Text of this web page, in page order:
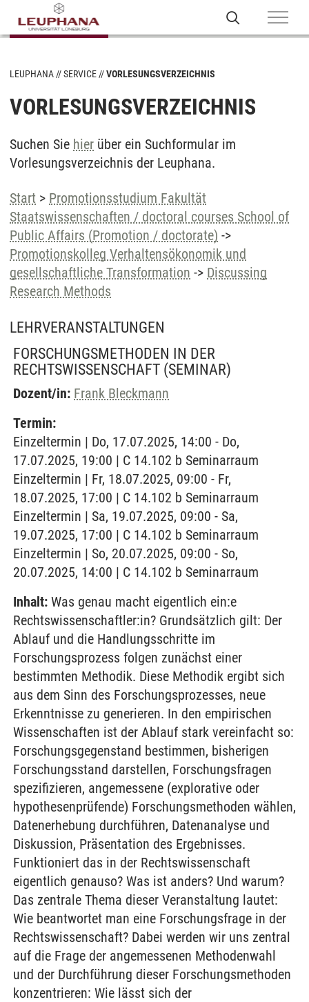
LEUPHANA SERVICE VORLESUNGSVERZEICHNIS
VORLESUNGSVERZEICHNIS
Suchen Sie hier über ein Suchformular im
Vorlesungsverzeichnis der Leuphana.
Start > Promotionsstudium Fakultät
Staatswissenschaften / doctoral courses School of
Public Affairs (Promotion / doctorate) ->
Promotionskolleg Verhaltensökonomik und
gesellschaftliche Transformation -> Discussing
Research Methods
LEHRVERANSTALTUNGEN
FORSCHUNGSMETHODEN IN DER
RECHTSWISSENSCHAFT (SEMINAR)
Dozent/in: Frank Bleckmann
Termin:
Einzeltermin | Do, 17.07.2025, 14:00 - Do,
17.07.2025, 19:00 | C 14.102 b Seminarraum
Einzeltermin | Fr, 18.07.2025, 09:00 - Fr,
18.07.2025, 17:00 | C 14.102 b Seminarraum
Einzeltermin | Sa, 19.07.2025, 09:00 - Sa,
19.07.2025, 17:00 | C 14.102 b Seminarraum
Einzeltermin | So, 20.07.2025, 09:00 - So,
20.07.2025, 14:00 | C 14.102 b Seminarraum
Inhalt: Was genau macht eigentlich ein:e
Rechtswissenschaftler:in? Grundsätzlich gilt: Der
Ablauf und die Handlungsschritte im
Forschungsprozess folgen zunächst einer
bestimmten Methodik. Diese Methodik ergibt sich
aus dem Sinn des Forschungsprozesses, neue
Erkenntnisse zu generieren. In den empirischen
Wissenschaften ist der Ablauf stark vereinfacht so:
Forschungsgegenstand bestimmen, bisherigen
Forschungsstand darstellen, Forschungsfragen
spezifizieren, angemessene (explorative oder
hypothesenprüfende) Forschungsmethoden wählen,
Datenerhebung durchführen, Datenanalyse und
Diskussion, Präsentation des Ergebnisses.
Funktioniert das in der Rechtswissenschaft
eigentlich genauso? Was ist anders? Und warum?
Das zentrale Thema dieser Veranstaltung lautet:
Wie beantwortet man eine Forschungsfrage in der
Rechtswissenschaft? Dabei werden wir uns zentral
auf die Frage der angemessenen Methodenwahl
und der Durchführung dieser Forschungsmethoden
konzentrieren: Wie lässt sich der